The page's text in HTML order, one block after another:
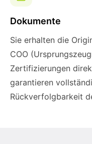
Dokumente
Sie erhalten die
COO
Zertifizierungen
garantieren
Rückverfolgbarkeit